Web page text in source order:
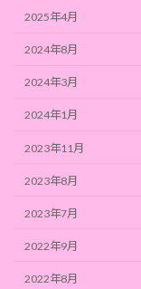
2025年4月
2024年8月
2024年3月
2024年1月
2023年11月
2023年8月
2023年7月
2022年9月
2022年8月